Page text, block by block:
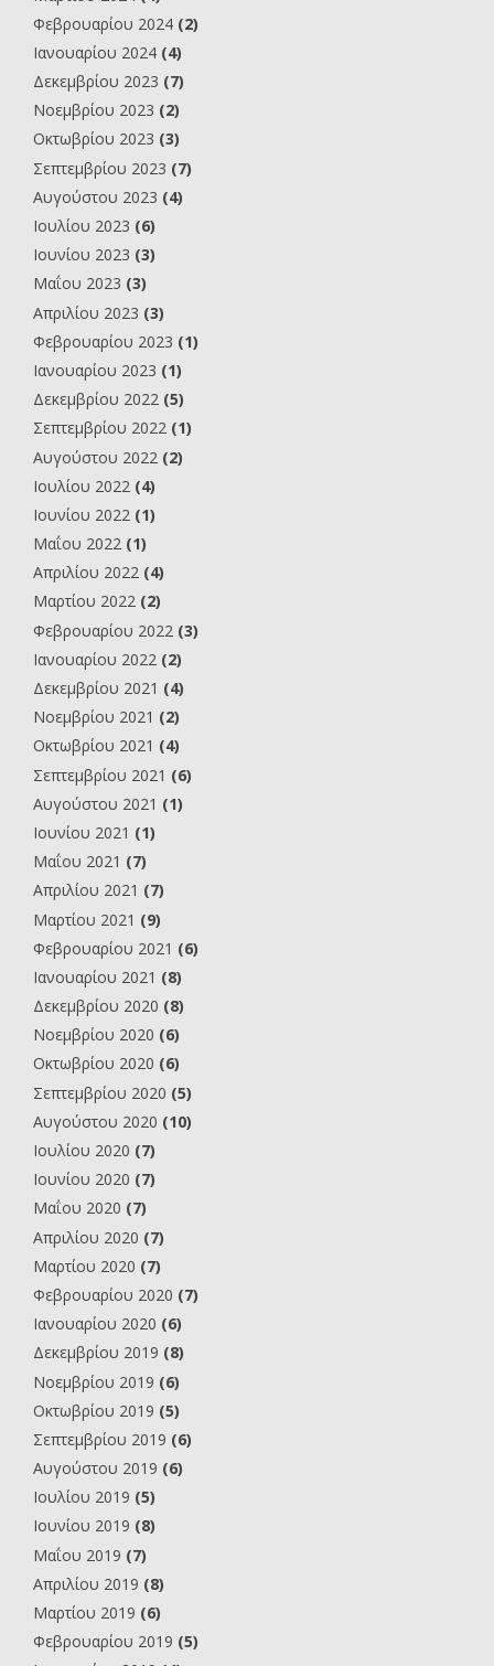
Φεβρουαρίου 2024 (2)
Ιανουαρίου 2024 (4)
Δεκεμβρίου 2023 (7)
Νοεμβρίου 2023 (2)
Οκτωβρίου 2023 (3)
Σεπτεμβρίου 2023 (7)
Αυγούστου 2023 (4)
Ιουλίου 2023 (6)
Ιουνίου 2023 (3)
Μαΐου 2023 (3)
Απριλίου 2023 (3)
Φεβρουαρίου 2023 (1)
Ιανουαρίου 2023 (1)
Δεκεμβρίου 2022 (5)
Σεπτεμβρίου 2022 (1)
Αυγούστου 2022 (2)
Ιουλίου 2022 (4)
Ιουνίου 2022 (1)
Μαΐου 2022 (1)
Απριλίου 2022 (4)
Μαρτίου 2022 (2)
Φεβρουαρίου 2022 (3)
Ιανουαρίου 2022 (2)
Δεκεμβρίου 2021 (4)
Νοεμβρίου 2021 (2)
Οκτωβρίου 2021 (4)
Σεπτεμβρίου 2021 (6)
Αυγούστου 2021 (1)
Ιουνίου 2021 (1)
Μαΐου 2021 (7)
Απριλίου 2021 (7)
Μαρτίου 2021 (9)
Φεβρουαρίου 2021 (6)
Ιανουαρίου 2021 (8)
Δεκεμβρίου 2020 (8)
Νοεμβρίου 2020 (6)
Οκτωβρίου 2020 (6)
Σεπτεμβρίου 2020 (5)
Αυγούστου 2020 (10)
Ιουλίου 2020 (7)
Ιουνίου 2020 (7)
Μαΐου 2020 (7)
Απριλίου 2020 (7)
Μαρτίου 2020 (7)
Φεβρουαρίου 2020 (7)
Ιανουαρίου 2020 (6)
Δεκεμβρίου 2019 (8)
Νοεμβρίου 2019 (6)
Οκτωβρίου 2019 (5)
Σεπτεμβρίου 2019 (6)
Αυγούστου 2019 (6)
Ιουλίου 2019 (5)
Ιουνίου 2019 (8)
Μαΐου 2019 (7)
Απριλίου 2019 (8)
Μαρτίου 2019 (6)
Φεβρουαρίου 2019 (5)